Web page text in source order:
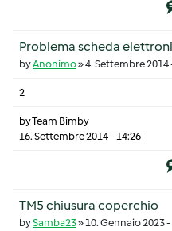
Problema scheda
byAnonimo»4. Settembre 2014
2
byTeam Bimby
16. Settembre 2014 - 14:26
TM5 chiusura coperchio
bySamba23»10. Gennaio 2023